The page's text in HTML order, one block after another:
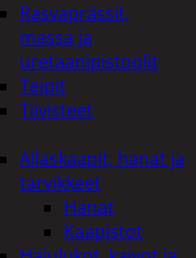
Rasvaprässit,
massa ja
uretaanipistoolit
Teipit
Tiivisteet
Allaskaapit, hanat ja
tarvikkeet
Hanat
Kaapistot